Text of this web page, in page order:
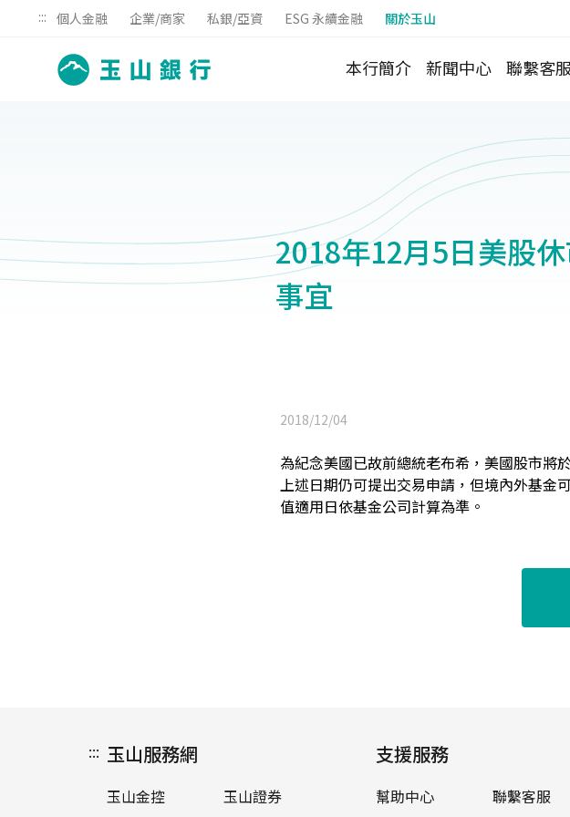
::: 個人金融 企業/商家 私銀/亞資 ESG 永續金融 關於玉山
本行簡介 新聞中心 聯繫客服
2018年12月5日美股
事宜
2018/12/04
為紀念美國已故前總統老布希，美國股市將
上述日期仍可提出交易申請，但境內外基金
值適用日依基金公司計算為準。
::: 玉山服務網
玉山金控 玉山證券
支援服務
幫助中心 聯繫客服